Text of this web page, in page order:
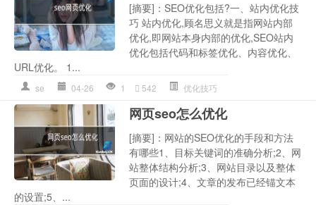
[摘要]：SEO优化包括?一、站内优化技
巧 站内优化,顾名思义就是指网站内部
优化,即网站本身内部的优化,SEO站内
优化包括代码和标签优化、内容优化、
URL优化。 1...
se 04-26 1 542 优化技巧
网页seo怎么优化
[摘要]：网站的SEO优化的手段和方法
有哪些1、目标关键词的准确分析;2、网
站整体结构分析;3、网站目录以及整体
页面的设计;4、文章的发布已经锚文本
的设置;5、...